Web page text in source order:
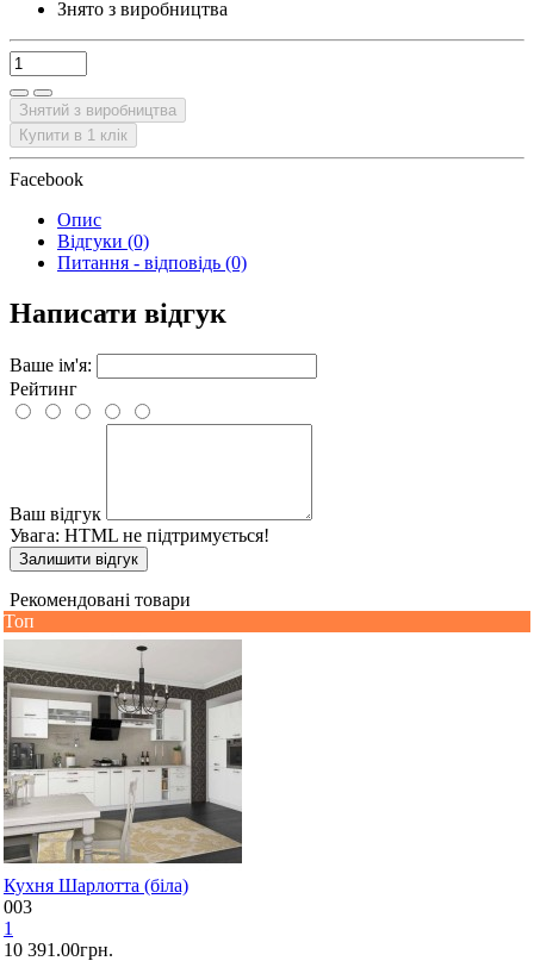
Знято з виробництва
Знятий з виробництва
Купити в 1 клік
Facebook
Опис
Відгуки (0)
Питання - відповідь (0)
Написати відгук
Ваше ім'я:
Рейтинг
Ваш відгук
Увага: HTML не підтримується!
Залишити відгук
Рекомендовані товари
Топ
Кухня Шарлотта (біла)
003
1
10 391.00грн.